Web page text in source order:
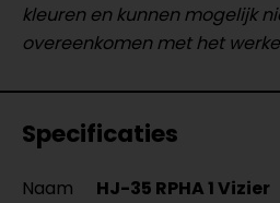
kleuren en kunnen mogelijk
overeenkomen met het
Specificaties
Naam
HJ-35 RPHA 1 Vizier